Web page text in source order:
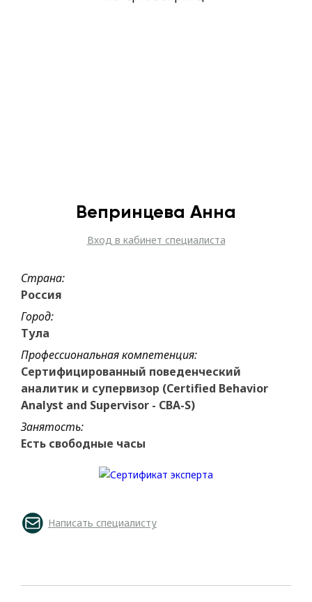
Вепринцева Анна
Вход в кабинет специалиста
Страна:
Россия
Город:
Тула
Профессиональная компетенция:
Сертифицированный поведенческий
аналитик и супервизор (Certified Behavior
Analyst and Supervisor - CBA-S)
Занятость:
Есть свободные часы
Написать специалисту